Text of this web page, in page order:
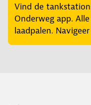
Vind de
Onderweg app.
laadpalen.